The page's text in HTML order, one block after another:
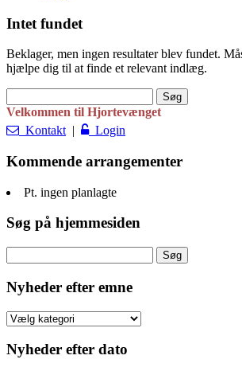
Intet fundet
Beklager, men ingen resultater blev fundet.
hjælpe dig til at finde et relevant indlæg.
efter:
Velkommen til Hjortevænget
Kontakt | Login
Kommende arrangementer
Pt. ingen planlagte
Søg på hjemmesiden
efter:
Nyheder efter emne
Nyheder
emne
Nyheder efter dato